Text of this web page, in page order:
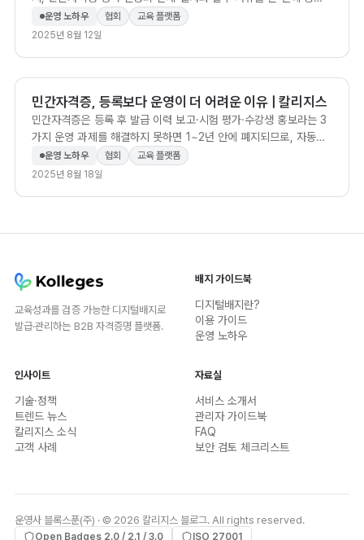
한 실무 가이드.
운영 노하우 협회
교육 플랫폼
2025년 8월 12일
민간자격증, 등록보다 운영이 더 어려운 이유 | 칼리지스
민간자격증은 등록 후 발급 이력 보고·시험 평가·수강생 홍보라는 3
가지 운영 과제를 해결하지 못하면 1~2년 안에 폐지되므로, 자동화
시스템으로 운영을 체계화하는 것이 생존의 핵심이다.
운영 노하우 협회
교육 플랫폼
2025년 8월 18일
교육성과를 검증 가능한 디지털배지로
발급·관리하는 B2B 자격증명 플랫폼.
배지 가이드북
디지털배지란?
이용 가이드
운영 노하우
인사이트
기술·정책
트렌드 뉴스
칼리지스 소식
고객 사례
자료실
서비스 소개서
관리자 가이드북
FAQ
보안 검토 체크리스트
운영사 블록스푼(주) · © 2026 칼리지스 블로그. All rights reserved.
Open Badges 2.0 / 2.1 / 3.0 ISO 27001